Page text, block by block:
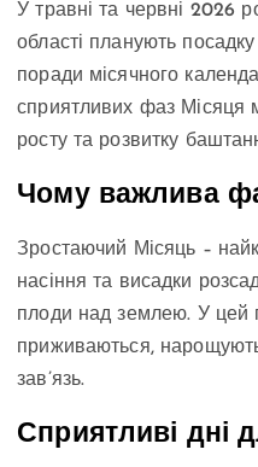
У травні та червні 2026
області планують
поради місячного
сприятливих фаз
росту та розвитку
Чому важлива
Зростаючий Місяць –
насіння та висадки
плоди над землею. У цей
приживаються,
зав’язь.
Сприятливі дні